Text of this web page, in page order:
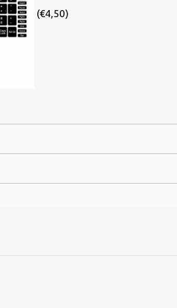
(€4,50)